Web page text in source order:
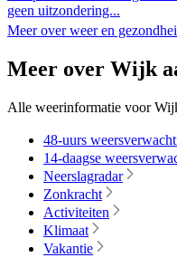
geen uitzondering...
Meer over weer en
Meer over Wijk
Alle weerinformatie voor
48-uurs
14-daagse
Neerslagradar
Zonkracht
Activiteiten
Klimaat
Vakantie